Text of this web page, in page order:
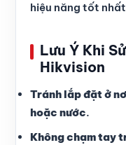
hiệu năng tốt
Lưu Ý Khi
Hikvision
Tránh lắp đặt ở
hoặc nước.
Không chạm tay